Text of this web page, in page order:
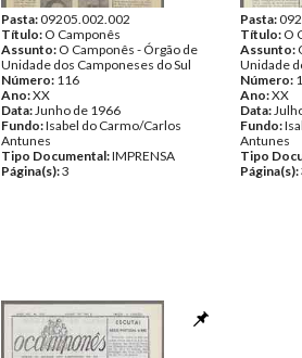
Pasta:09205.002.002
Título: O Camponês
Assunto: O Camponês - Órgão de
Unidade dos Camponeses do Sul
Número: 116
Ano:XX
Data:Junho de 1966
Fundo:Isabel do Carmo/Carlos
Antunes
Tipo Documental:IMPRENSA
Página(s):3
Pasta:
Título: O
Assunto:
Unidade
Número:
Ano:XX
Data:
Fundo:
Antunes
Tipo
Página(s):